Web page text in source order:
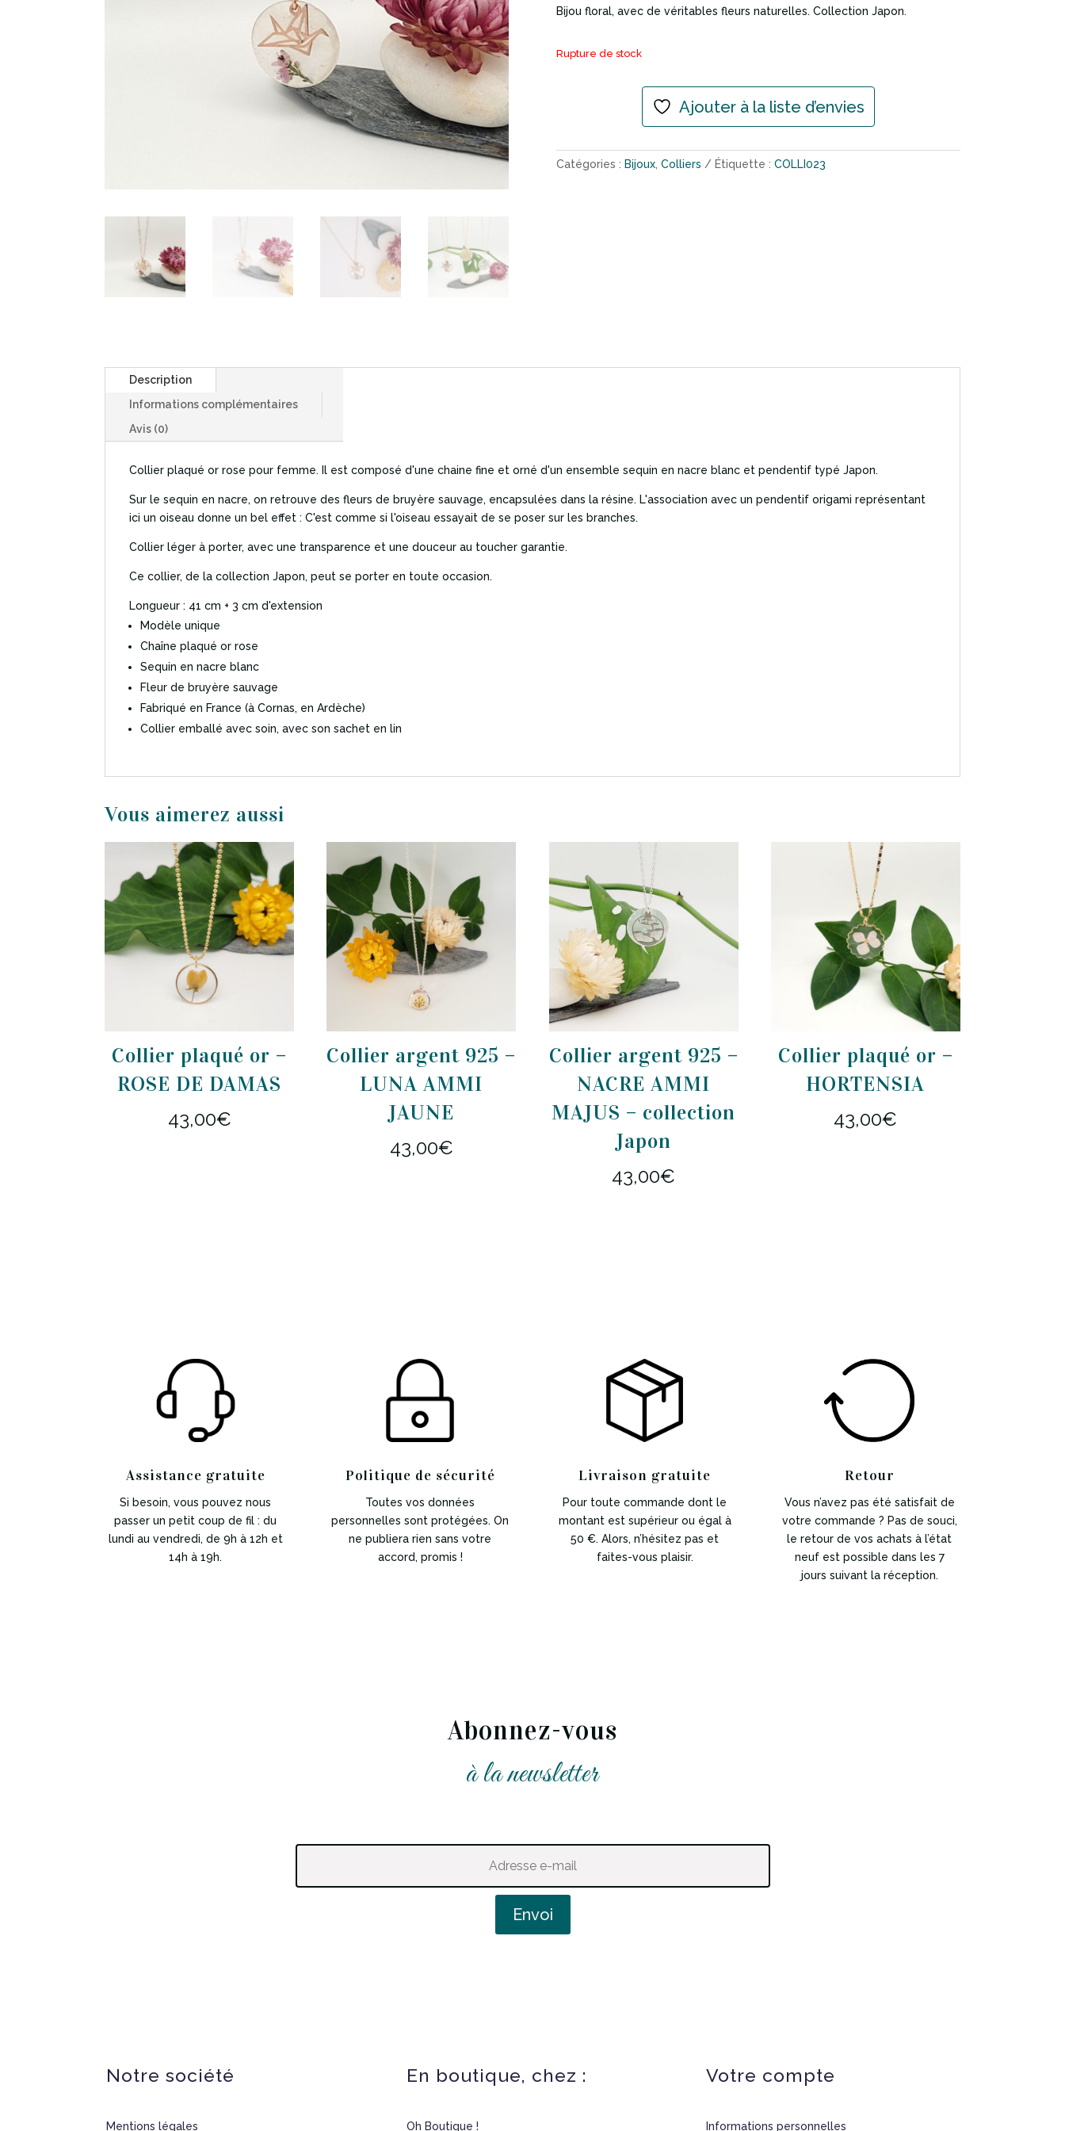
Bijou floral, avec de véritables fleurs naturelles. Collection Japon.
Rupture de stock
Ajouter à la liste d’envies
Catégories : Bijoux, Colliers Étiquette : COLLI023
Description
Informations complémentaires
Avis (0)
Collier plaqué or rose pour femme. Il est composé d'une chaine fine et orné d'un ensemble sequin en nacre blanc et pendentif typé Japon.
Sur le sequin en nacre, on retrouve des fleurs de bruyère sauvage, encapsulées dans la résine. L'association avec un pendentif origami représentant
ici un oiseau donne un bel effet : C'est comme si l'oiseau essayait de se poser sur les branches.
Collier léger à porter, avec une transparence et une douceur au toucher garantie.
Ce collier, de la collection Japon, peut se porter en toute occasion.
Longueur : 41 cm + 3 cm d'extension
Modèle unique
Chaîne plaqué or rose
Sequin en nacre blanc
Fleur de bruyère sauvage
Fabriqué en France (à Cornas, en Ardèche)
Collier emballé avec soin, avec son sachet en lin
Produits similaires
Collier plaqué or –
ROSE DE DAMAS
43,00€
Collier argent 925 –
LUNA AMMI
JAUNE
43,00€
Collier argent 925 –
NACRE AMMI
MAJUS – collection
Japon
43,00€
Collier plaqué or –
HORTENSIA
43,00€
Assistance gratuite
Si besoin, vous pouvez nous
passer un petit coup de fil : du
lundi au vendredi, de 9h à 12h et
14h à 19h.
Politique de sécurité
Toutes vos données
personnelles sont protégées. On
ne publiera rien sans votre
accord, promis !
Livraison gratuite
Pour toute commande dont le
montant est supérieur ou égal à
50 €. Alors, n’hésitez pas et
faites-vous plaisir.
Retour
Vous n’avez pas été satisfait de
votre commande ? Pas de souci,
le retour de vos achats à l’état
neuf est possible dans les 7
jours suivant la réception.
Abonnez-vous
à la newsletter
Envoi
Notre société
Mentions légales
En boutique, chez :
Oh Boutique !
Votre compte
Informations personnelles